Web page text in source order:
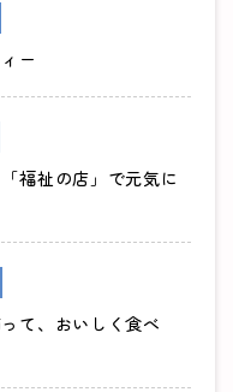
ー
福祉の店」で元気に
て、おいしく食べ